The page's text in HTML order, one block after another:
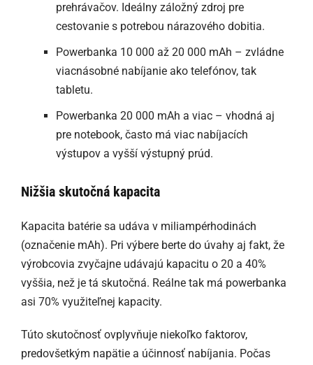
prehrávačov. Ideálny záložný zdroj pre
cestovanie s potrebou nárazového dobitia.
Powerbanka 10 000 až 20 000 mAh – zvládne
viacnásobné nabíjanie ako telefónov, tak
tabletu.
Powerbanka 20 000 mAh a viac – vhodná aj
pre notebook, často má viac nabíjacích
výstupov a vyšší výstupný prúd.
Nižšia skutočná kapacita
Kapacita batérie sa udáva v miliampérhodinách
(označenie mAh). Pri výbere berte do úvahy aj fakt, že
výrobcovia zvyčajne udávajú kapacitu o 20 a 40%
vyššia, než je tá skutočná. Reálne tak má powerbanka
asi 70% využiteľnej kapacity.
Túto skutočnosť ovplyvňuje niekoľko faktorov,
predovšetkým napätie a účinnosť nabíjania. Počas